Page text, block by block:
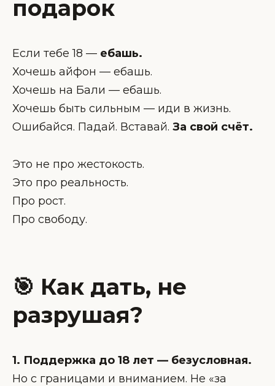
подарок
Если тебе 18 — ебашь.
Хочешь айфон — ебашь.
Хочешь на Бали — ебашь.
Хочешь быть сильным — иди в жизнь.
Ошибайся. Падай. Вставай. За свой счёт.
Это не про жестокость.
Это про реальность.
Про рост.
Про свободу.
🎯 Как дать, не
разрушая?
1. Поддержка до 18 лет — безусловная.
Но с границами и вниманием. Не «за